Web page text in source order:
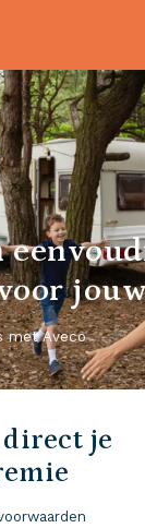
met Aveco
je